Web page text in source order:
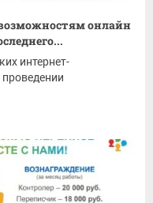
онлайн
интернет-